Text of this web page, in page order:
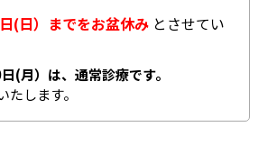
(日）までをお盆休みとさせてい
(月）は、通常診療です。
します。